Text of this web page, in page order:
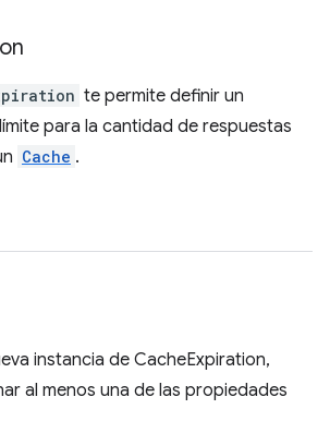
te permite definir un
para la cantidad de respuestas
Cache .
instancia de CacheExpiration,
al menos una de las propiedades